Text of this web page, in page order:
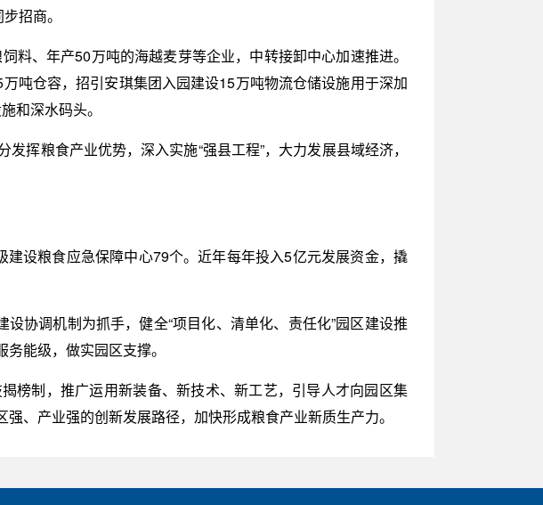
招商。
、年产50万吨的海越麦芽等企业，中转接卸中心加速推进。
吨仓容，招引安琪集团入园建设15万吨物流仓储设施用于深加
和深水码头。
挥粮食产业优势，深入实施“强县工程”，大力发展县域经济，
设粮食应急保障中心79个。近年每年投入5亿元发展资金，撬
协调机制为抓手，健全“项目化、清单化、责任化”园区建设推
能级，做实园区支撑。
榜制，推广运用新装备、新技术、新工艺，引导人才向园区集
、产业强的创新发展路径，加快形成粮食产业新质生产力。